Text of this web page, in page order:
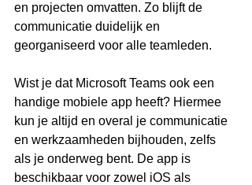
en projecten omvatten. Zo blijft de
communicatie duidelijk en
georganiseerd voor alle teamleden.
Wist je dat Microsoft Teams ook een
handige mobiele app heeft? Hiermee
kun je altijd en overal je communicatie
en werkzaamheden bijhouden, zelfs
als je onderweg bent. De app is
beschikbaar voor zowel iOS als